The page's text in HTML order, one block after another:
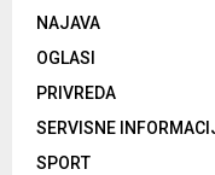
NAJAVA
OGLASI
PRIVREDA
SERVISNE
SPORT